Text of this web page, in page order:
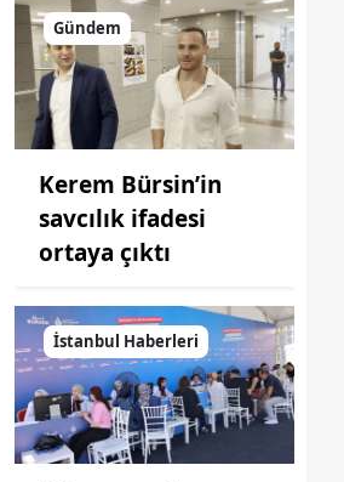
Gündem
Kerem Bürsin’in
savcılık ifadesi
ortaya çıktı
İstanbul Haberleri